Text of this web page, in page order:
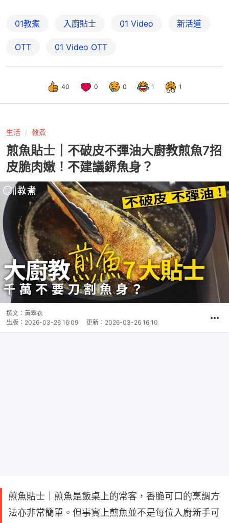
01教煮 入廚貼士 01 Video 新活道
OTT 01‌ ‌Video‌ ‌OTT
40 0 0 1 1
生活 教煮
煎魚貼士｜不破皮不彈油大廚教煎魚7招
皮脆肉嫩！不建議鎅魚身？
撰文： 黃翠衣
出版： 2026-03-26 16:09 更新： 2026-03-26 16:10
煎魚貼士｜煎魚是飯桌上的常客，香脆可口的烹調方
法亦非常簡單。但事實上煎魚並不是每位入廚新手可